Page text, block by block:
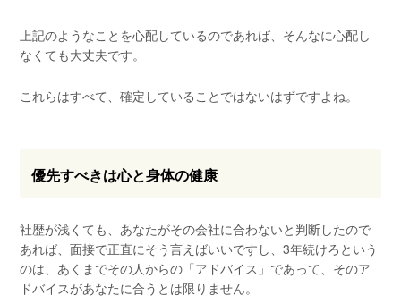
上記のようなことを心配しているのであれば、そんなに心配し
なくても大丈夫です。
これらはすべて、確定していることではないはずですよね。
優先すべきは心と身体の健康
社歴が浅くても、あなたがその会社に合わないと判断したので
あれば、面接で正直にそう言えばいいですし、3年続けろという
のは、あくまでその人からの「アドバイス」であって、そのア
ドバイスがあなたに合うとは限りません。